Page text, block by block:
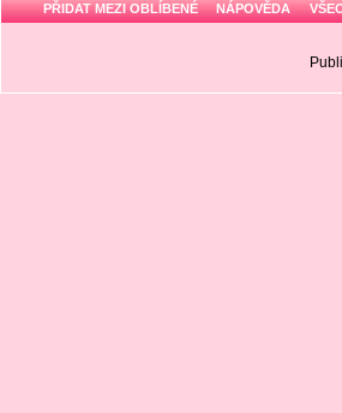
PŘIDAT MEZI OBLÍBENÉ NÁPOVĚDA